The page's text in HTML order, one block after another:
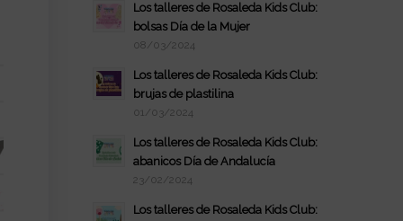
Los talleres de Rosaleda Kids Club:
bolsas Día de la Mujer
08/03/2024
Los talleres de Rosaleda Kids Club:
brujas de plastilina
01/03/2024
Los talleres de Rosaleda Kids Club:
abanicos Día de Andalucía
23/02/2024
Los talleres de Rosaleda Kids Club: